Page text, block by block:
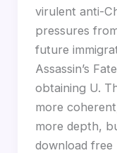
virulent anti-
pressures
future
Assassin’s
obtaining U.
more
more depth,
download free